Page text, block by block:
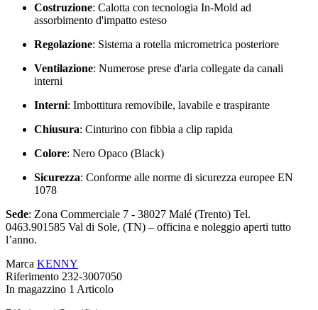
Costruzione: Calotta con tecnologia In-Mold ad
assorbimento d'impatto esteso
Regolazione: Sistema a rotella micrometrica posteriore
Ventilazione: Numerose prese d'aria collegate da canali
interni
Interni: Imbottitura removibile, lavabile e traspirante
Chiusura: Cinturino con fibbia a clip rapida
Colore: Nero Opaco (Black)
Sicurezza: Conforme alle norme di sicurezza europee EN
1078
Sede: Zona Commerciale 7 - 38027 Malé (Trento) Tel.
0463.901585 Val di Sole, (TN) – officina e noleggio aperti tutto
l’anno.
Marca KENNY
Riferimento 232-3007050
In magazzino 1 Articolo